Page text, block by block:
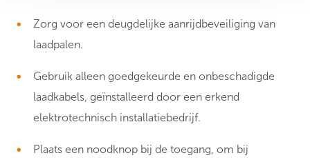
Zorg voor een deugdelijke aanrijdbeveiliging van
laadpalen.
Gebruik alleen goedgekeurde en onbeschadigde
laadkabels, geïnstalleerd door een erkend
elektrotechnisch installatiebedrijf.
Plaats een noodknop bij de toegang, om bij